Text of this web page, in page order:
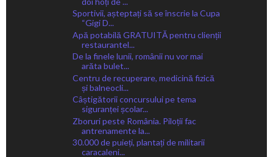
Sportivii, așteptați să se înscrie la Cupa
“Gigi D...
Apă potabilă GRATUITĂ pentru clienții
restaurantel...
De la finele lunii, românii nu vor mai
arăta bulet...
Centru de recuperare, medicină fizică
și balneocli...
Câștigătorii concursului pe tema
siguranței școlar...
Zboruri peste România. Piloții fac
antrenamente la...
30.000 de puieți, plantați de militarii
caracaleni...